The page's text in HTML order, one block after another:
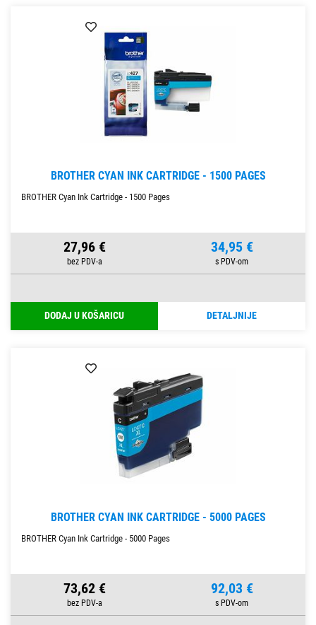
BROTHER CYAN INK CARTRIDGE - 1500 PAGES
BROTHER Cyan Ink Cartridge - 1500 Pages
27,96 € 34,95 €
DODAJ U KOŠARICU DETALJNIJE
BROTHER CYAN INK CARTRIDGE - 5000 PAGES
BROTHER Cyan Ink Cartridge - 5000 Pages
73,62 € 92,03 €